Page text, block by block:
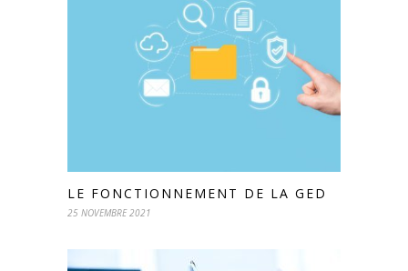
LE FONCTIONNEMENT DE LA GED
25 NOVEMBRE 2021